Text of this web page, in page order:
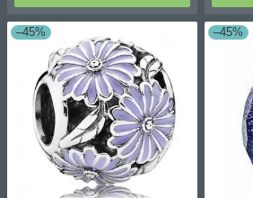
–45% –45%